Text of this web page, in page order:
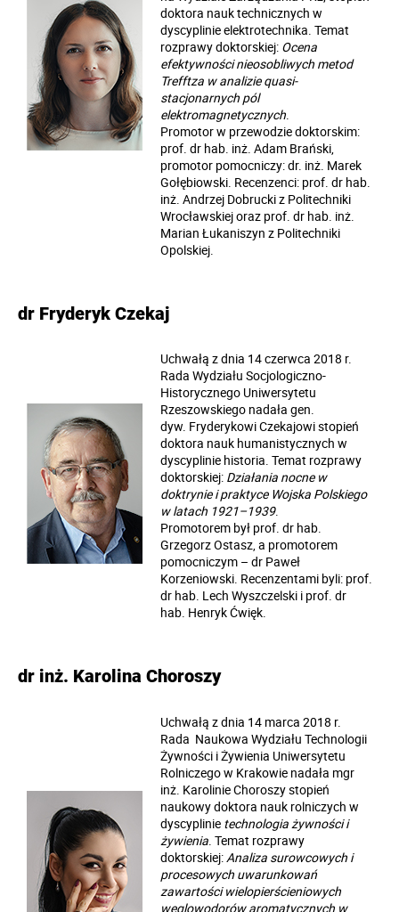
doktora nauk technicznych w
dyscyplinie elektrotechnika. Temat
rozprawy doktorskiej: Ocena
efektywności nieosobliwych metod
Trefftza w analizie quasi-
stacjonarnych pól
elektromagnetycznych.
Promotor w przewodzie doktorskim:
prof. dr hab. inż. Adam Brański,
promotor pomocniczy: dr. inż. Marek
Gołębiowski. Recenzenci: prof. dr hab.
inż. Andrzej Dobrucki z Politechniki
Wrocławskiej oraz prof. dr hab. inż.
Marian Łukaniszyn z Politechniki
Opolskiej.
dr Fryderyk Czekaj
Uchwałą z dnia 14 czerwca 2018 r.
Rada Wydziału Socjologiczno-
Historycznego Uniwersytetu
Rzeszowskiego nadała gen.
dyw. Fryderykowi Czekajowi stopień
doktora nauk humanistycznych w
dyscyplinie historia. Temat rozprawy
doktorskiej: Działania nocne w
doktrynie i praktyce Wojska Polskiego
w latach 1921–1939.
Promotorem był prof. dr hab.
Grzegorz Ostasz, a promotorem
pomocniczym – dr Paweł
Korzeniowski. Recenzentami byli: prof.
dr hab. Lech Wyszczelski i prof. dr
hab. Henryk Ćwięk.
dr inż. Karolina Choroszy
Uchwałą z dnia 14 marca 2018 r.
Rada Naukowa Wydziału Technologii
Żywności i Żywienia Uniwersytetu
Rolniczego w Krakowie nadała mgr
inż. Karolinie Choroszy stopień
naukowy doktora nauk rolniczych w
dyscyplinie technologia żywności i
żywienia . Temat rozprawy
doktorskiej: Analiza surowcowych i
procesowych uwarunkowań
zawartości wielopierścieniowych
węglowodorów aromatycznych w